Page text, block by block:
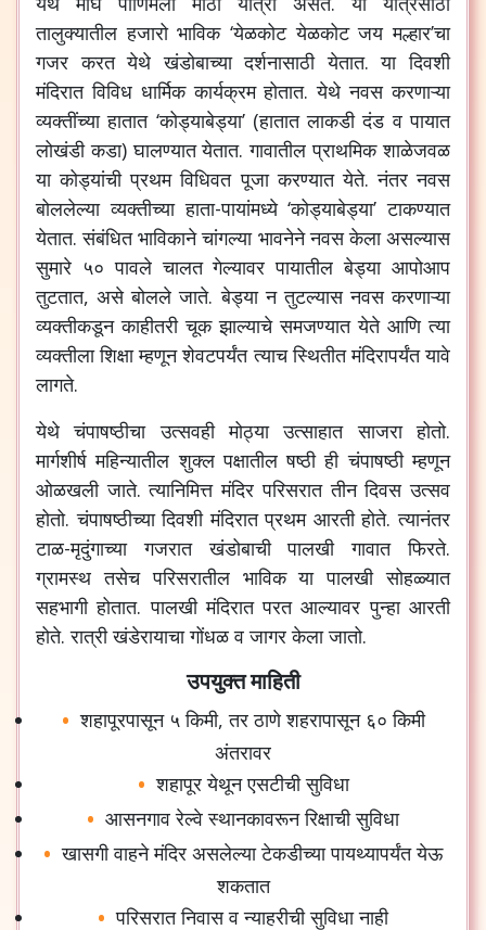
तालुक्यातील हजारो भाविक ‘येळकोट येळकोट जय मल्हार’चा
गजर करत येथे खंडोबाच्या दर्शनासाठी येतात. या दिवशी
मंदिरात विविध धार्मिक कार्यक्रम होतात. येथे नवस करणाऱ्या
व्यक्तींच्या हातात ‘कोड्याबेड्या’ (हातात लाकडी दंड व पायात
लोखंडी कडा) घालण्यात येतात. गावातील प्राथमिक शाळेजवळ
या कोड्यांची प्रथम विधिवत पूजा करण्यात येते. नंतर नवस
बोललेल्या व्यक्तीच्या हाता-पायांमध्ये ‘कोड्याबेड्या’ टाकण्यात
येतात. संबंधित भाविकाने चांगल्या भावनेने नवस केला असल्यास
सुमारे ५० पावले चालत गेल्यावर पायातील बेड्या आपोआप
तुटतात, असे बोलले जाते. बेड्या न तुटल्यास नवस करणाऱ्या
व्यक्तीकडून काहीतरी चूक झाल्याचे समजण्यात येते आणि त्या
व्यक्तीला शिक्षा म्हणून शेवटपर्यंत त्याच स्थितीत मंदिरापर्यंत यावे
लागते.
येथे चंपाषष्ठीचा उत्सवही मोठ्या उत्साहात साजरा होतो.
मार्गशीर्ष महिन्यातील शुक्ल पक्षातील षष्ठी ही चंपाषष्ठी म्हणून
ओळखली जाते. त्यानिमित्त मंदिर परिसरात तीन दिवस उत्सव
होतो. चंपाषष्ठीच्या दिवशी मंदिरात प्रथम आरती होते. त्यानंतर
टाळ-मृदुंगाच्या गजरात खंडोबाची पालखी गावात फिरते.
ग्रामस्थ तसेच परिसरातील भाविक या पालखी सोहळ्यात
सहभागी होतात. पालखी मंदिरात परत आल्यावर पुन्हा आरती
होते. रात्री खंडेरायाचा गोंधळ व जागर केला जातो.
उपयुक्त माहिती
शहापूरपासून ५ किमी, तर ठाणे शहरापासून ६० किमी
अंतरावर
शहापूर येथून एसटीची सुविधा
आसनगाव रेल्वे स्थानकावरून रिक्षाची सुविधा
खासगी वाहने मंदिर असलेल्या टेकडीच्या पायथ्यापर्यंत येऊ
शकतात
परिसरात निवास व न्याहरीची सुविधा नाही